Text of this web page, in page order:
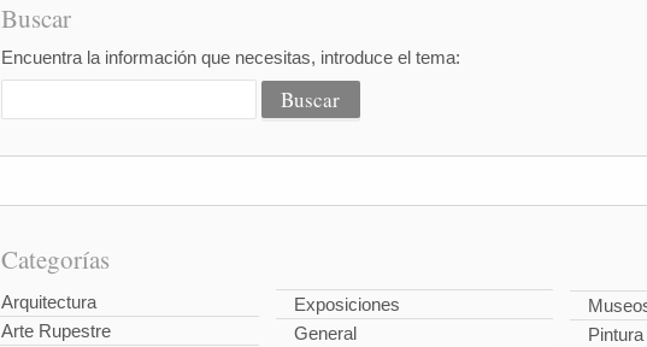
Buscar
Encuentra la información que necesitas, introduce el tema:
Categorías
Arquitectura
Arte Rupestre
Exposiciones
General
Pintura